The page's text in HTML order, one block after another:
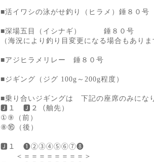
■活イワシの泳がせ釣り（ヒラメ）錘８０号
■深場五目（イシナギ） 錘８０号
（海況により釣り目変更になる場合もあり
■アジヒラメリレー 錘８０号
■ジギング（ジグ 100g～200g程度）
■乗り合いジギングは 下記の座席のみにな
🅹１ 🅹２（舳先）
①⑨（前）
⑧⑯（後）
🅹１ ❶②③④⑤⑥⑦❽
＜＝＝＝＝＝＝＝＝＞